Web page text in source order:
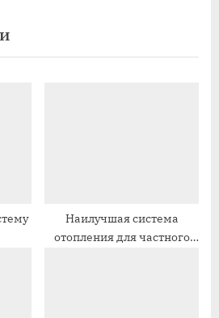
Наилучшая система
отопления для частного